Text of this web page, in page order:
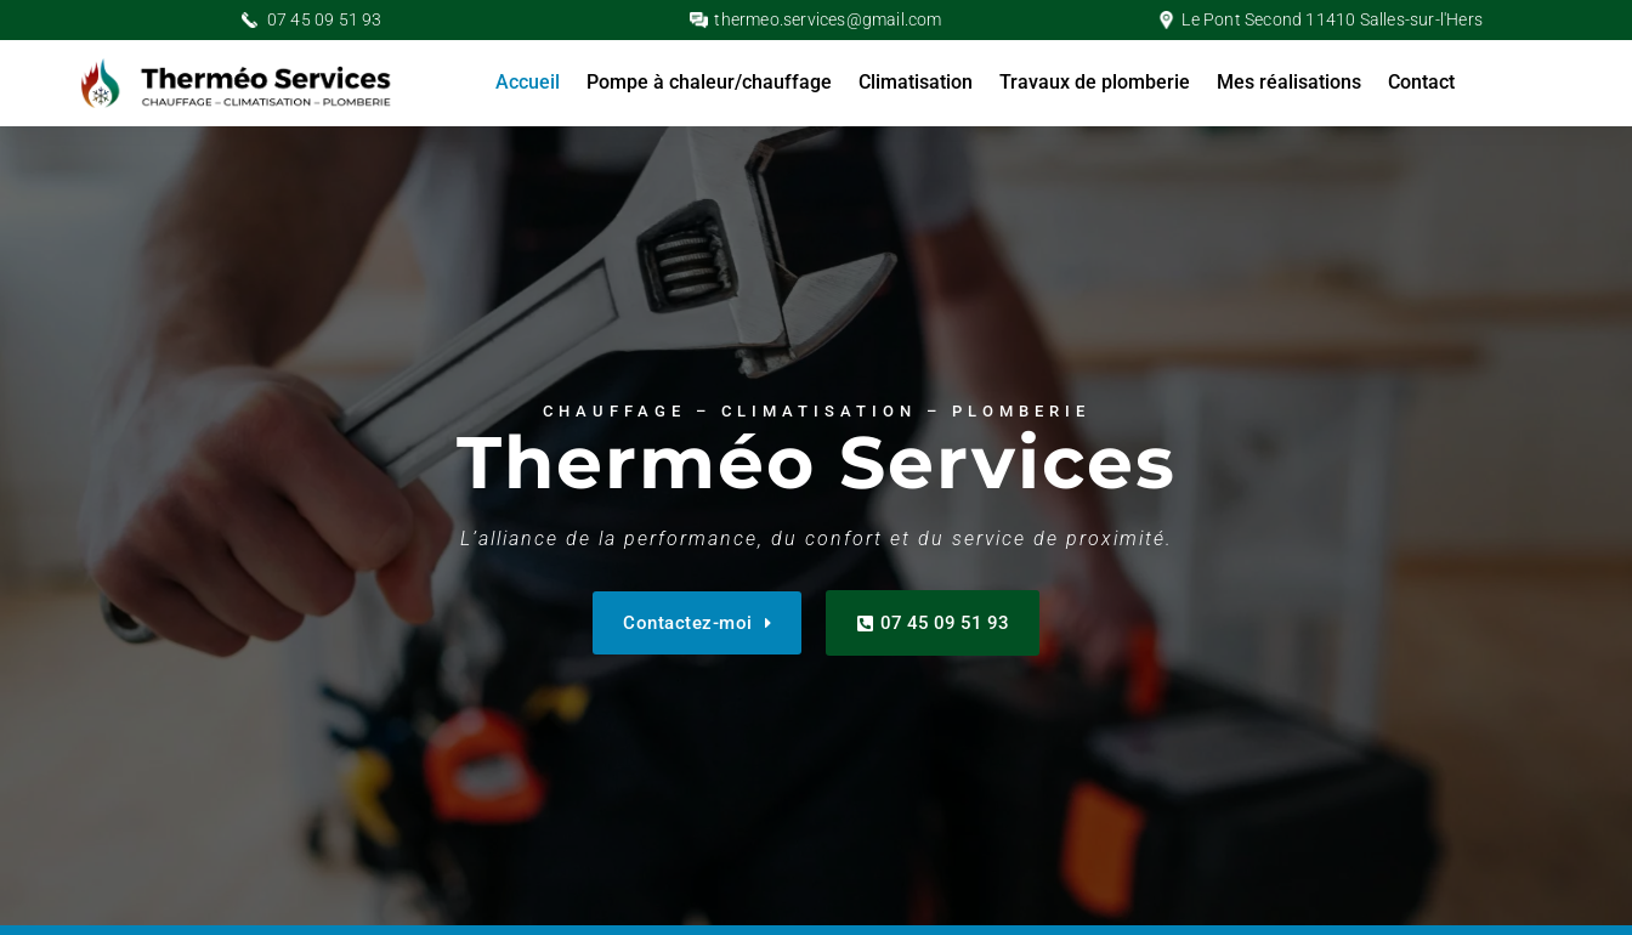
07 45 09 51 93 thermeo.services@gmail.com Le Pont Second 11410 Salles-sur-l'Hers
Accueil Pompe à chaleur/chauffage Climatisation Travaux de plomberie Mes réalisations Contact
CHAUFFAGE – CLIMATISATION – PLOMBERIE
Therméo Services
L’alliance de la performance, du confort et du service de proximité.
Contactez-moi 07 45 09 51 93